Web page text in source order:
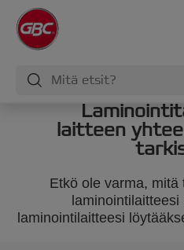
laitteen
Etkö ole varma,
laminointilaitteesi